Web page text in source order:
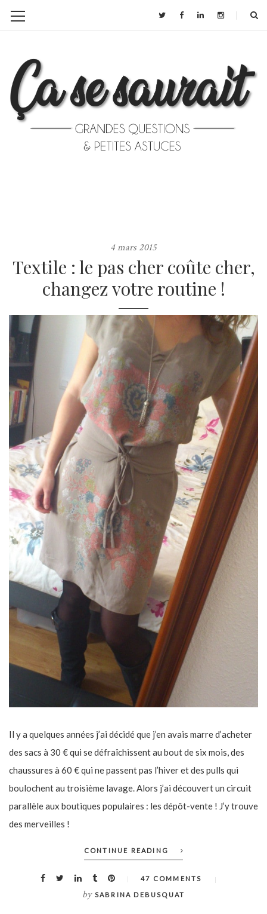
4 mars 2015
Textile : le pas cher coûte cher,
changez votre routine !
Il y a quelques années j’ai décidé que j’en avais marre d’acheter
des sacs à 30 € qui se défraîchissent au bout de six mois, des
chaussures à 60 € qui ne passent pas l’hiver et des pulls qui
boulochent au troisième lavage. Alors j’ai découvert un circuit
parallèle aux boutiques populaires : les dépôt-vente ! J’y trouve
des merveilles !
CONTINUE READING
47 COMMENTS
by SABRINA DEBUSQUAT